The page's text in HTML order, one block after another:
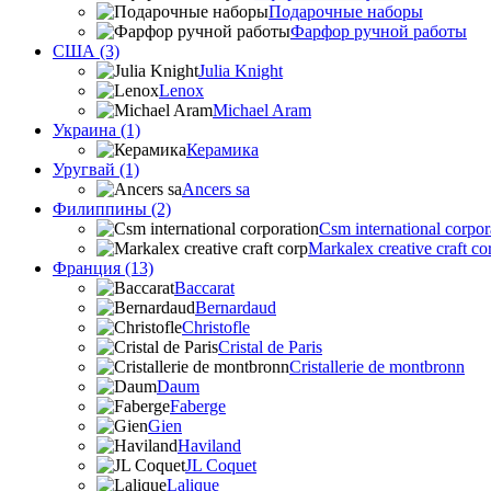
Подарочные наборы
Фарфор ручной работы
США (3)
Julia Knight
Lenox
Michael Aram
Украина (1)
Керамика
Уругвай (1)
Ancers sa
Филиппины (2)
Csm international
Markalex creative craft
Франция (13)
Baccarat
Bernardaud
Christofle
Cristal de Paris
Cristallerie de montbronn
Daum
Faberge
Gien
Haviland
JL Coquet
Lalique